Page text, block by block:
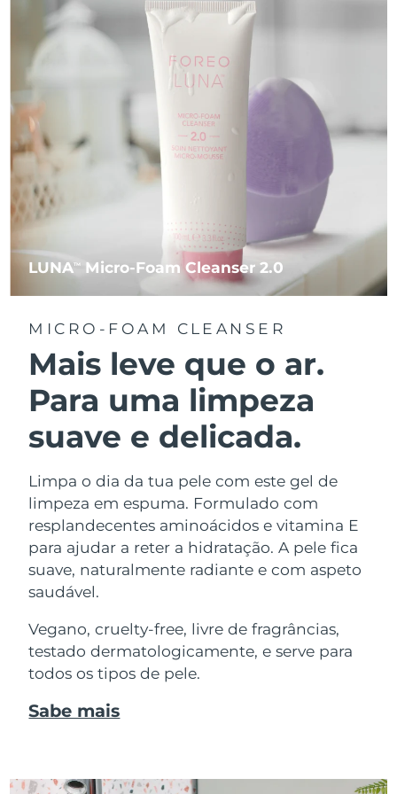
LUNATM Micro-Foam Cleanser 2.0
MICRO-FOAM CLEANSER
Mais leve que o ar.
Para uma limpeza
suave e delicada.
Limpa o dia da tua pele com este gel de
limpeza em espuma. Formulado com
resplandecentes aminoácidos e vitamina E
para ajudar a reter a hidratação. A pele fica
suave, naturalmente radiante e com aspeto
saudável.
Vegano, cruelty-free, livre de fragrâncias,
testado dermatologicamente, e serve para
todos os tipos de pele.
Sabe mais